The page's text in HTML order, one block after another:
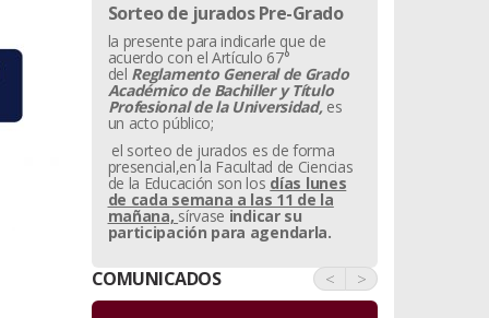
Sorteo de jurados Pre-Grado
la presente para indicarle que de
acuerdo con el Artículo 67°
del Reglamento General de Grado
Académico de Bachiller yTítulo
Profesional de la Universidad, es
un acto público;
el sorteo de jurados es de forma
presencial,en la Facultad de Ciencias
de la Educación son los días lunes
de cada semana a las 11 de la
mañana, sírvase indicar su
participación para agendarla.
COMUNICADOS < >